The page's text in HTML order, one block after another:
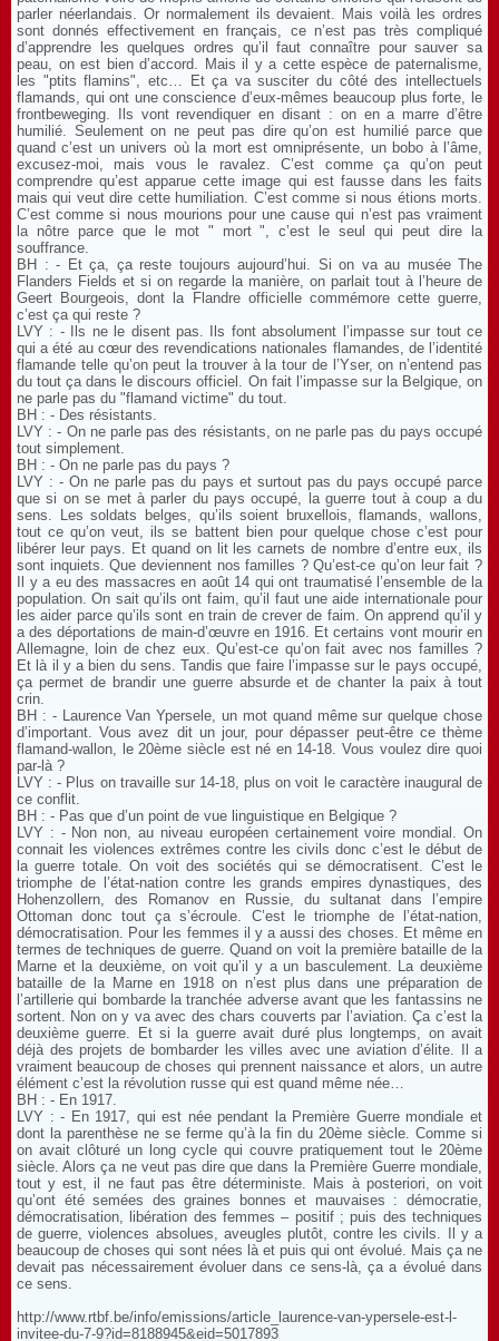
parler néerlandais. Or normalement ils devaient. Mais voilà les ordres
sont donnés effectivement en français, ce n’est pas très compliqué
d’apprendre les quelques ordres qu’il faut connaître pour sauver sa
peau, on est bien d’accord. Mais il y a cette espèce de paternalisme,
les "ptits flamins", etc… Et ça va susciter du côté des intellectuels
flamands, qui ont une conscience d’eux-mêmes beaucoup plus forte, le
frontbeweging. Ils vont revendiquer en disant : on en a marre d’être
humilié. Seulement on ne peut pas dire qu’on est humilié parce que
quand c’est un univers où la mort est omniprésente, un bobo à l’âme,
excusez-moi, mais vous le ravalez. C’est comme ça qu’on peut
comprendre qu’est apparue cette image qui est fausse dans les faits
mais qui veut dire cette humiliation. C’est comme si nous étions morts.
C’est comme si nous mourions pour une cause qui n’est pas vraiment
la nôtre parce que le mot " mort ", c’est le seul qui peut dire la
souffrance.
BH : - Et ça, ça reste toujours aujourd’hui. Si on va au musée The
Flanders Fields et si on regarde la manière, on parlait tout à l’heure de
Geert Bourgeois, dont la Flandre officielle commémore cette guerre,
c’est ça qui reste ?
LVY : - Ils ne le disent pas. Ils font absolument l’impasse sur tout ce
qui a été au cœur des revendications nationales flamandes, de l’identité
flamande telle qu’on peut la trouver à la tour de l’Yser, on n’entend pas
du tout ça dans le discours officiel. On fait l’impasse sur la Belgique, on
ne parle pas du "flamand victime" du tout.
BH : - Des résistants.
LVY : - On ne parle pas des résistants, on ne parle pas du pays occupé
tout simplement.
BH : - On ne parle pas du pays ?
LVY : - On ne parle pas du pays et surtout pas du pays occupé parce
que si on se met à parler du pays occupé, la guerre tout à coup a du
sens. Les soldats belges, qu’ils soient bruxellois, flamands, wallons,
tout ce qu’on veut, ils se battent bien pour quelque chose c’est pour
libérer leur pays. Et quand on lit les carnets de nombre d’entre eux, ils
sont inquiets. Que deviennent nos familles ? Qu’est-ce qu’on leur fait ?
Il y a eu des massacres en août 14 qui ont traumatisé l’ensemble de la
population. On sait qu’ils ont faim, qu’il faut une aide internationale pour
les aider parce qu’ils sont en train de crever de faim. On apprend qu’il y
a des déportations de main-d’œuvre en 1916. Et certains vont mourir en
Allemagne, loin de chez eux. Qu’est-ce qu’on fait avec nos familles ?
Et là il y a bien du sens. Tandis que faire l’impasse sur le pays occupé,
ça permet de brandir une guerre absurde et de chanter la paix à tout
crin.
BH : - Laurence Van Ypersele, un mot quand même sur quelque chose
d’important. Vous avez dit un jour, pour dépasser peut-être ce thème
flamand-wallon, le 20ème siècle est né en 14-18. Vous voulez dire quoi
par-là ?
LVY : - Plus on travaille sur 14-18, plus on voit le caractère inaugural de
ce conflit.
BH : - Pas que d’un point de vue linguistique en Belgique ?
LVY : - Non non, au niveau européen certainement voire mondial. On
connait les violences extrêmes contre les civils donc c’est le début de
la guerre totale. On voit des sociétés qui se démocratisent. C’est le
triomphe de l’état-nation contre les grands empires dynastiques, des
Hohenzollern, des Romanov en Russie, du sultanat dans l’empire
Ottoman donc tout ça s’écroule. C’est le triomphe de l’état-nation,
démocratisation. Pour les femmes il y a aussi des choses. Et même en
termes de techniques de guerre. Quand on voit la première bataille de la
Marne et la deuxième, on voit qu’il y a un basculement. La deuxième
bataille de la Marne en 1918 on n’est plus dans une préparation de
l’artillerie qui bombarde la tranchée adverse avant que les fantassins ne
sortent. Non on y va avec des chars couverts par l’aviation. Ça c’est la
deuxième guerre. Et si la guerre avait duré plus longtemps, on avait
déjà des projets de bombarder les villes avec une aviation d’élite. Il a
vraiment beaucoup de choses qui prennent naissance et alors, un autre
élément c’est la révolution russe qui est quand même née…
BH : - En 1917.
LVY : - En 1917, qui est née pendant la Première Guerre mondiale et
dont la parenthèse ne se ferme qu’à la fin du 20ème siècle. Comme si
on avait clôturé un long cycle qui couvre pratiquement tout le 20ème
siècle. Alors ça ne veut pas dire que dans la Première Guerre mondiale,
tout y est, il ne faut pas être déterministe. Mais à posteriori, on voit
qu’ont été semées des graines bonnes et mauvaises : démocratie,
démocratisation, libération des femmes – positif ; puis des techniques
de guerre, violences absolues, aveugles plutôt, contre les civils. Il y a
beaucoup de choses qui sont nées là et puis qui ont évolué. Mais ça ne
devait pas nécessairement évoluer dans ce sens-là, ça a évolué dans
ce sens.
http://www.rtbf.be/info/emissions/article_laurence-van-ypersele-est-l-
invitee-du-7-9?id=8188945&eid=5017893